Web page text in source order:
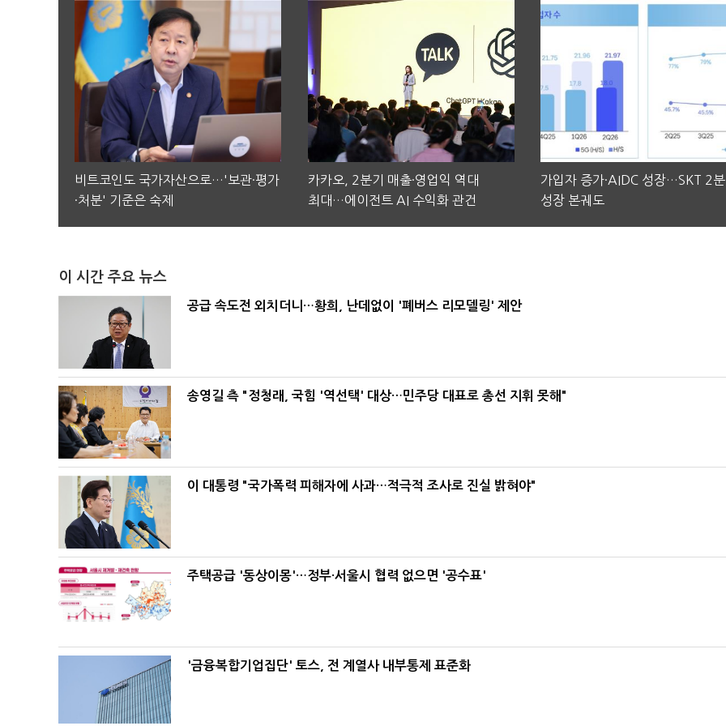
비트코인도 국가자산으로…'보관·평가
·처분' 기준은 숙제
카카오, 2분기 매출·영업익 역대
최대…에이전트 AI 수익화 관건
가입자 증가·AIDC 성장…SKT 2
성장 본궤도
이 시간 주요 뉴스
공급 속도전 외치더니…황희, 난데없이 '폐버스 리모델링' 제안
송영길 측 "정청래, 국힘 '역선택' 대상…민주당 대표로 총선 지휘 못해"
이 대통령 "국가폭력 피해자에 사과…적극적 조사로 진실 밝혀야"
주택공급 '동상이몽'…정부·서울시 협력 없으면 '공수표'
'금융복합기업집단' 토스, 전 계열사 내부통제 표준화